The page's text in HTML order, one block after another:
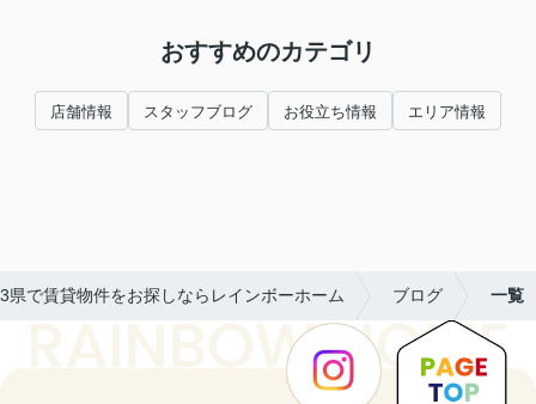
おすすめのカテゴリ
店舗情報 スタッフブログ お役立ち情報 エリア情報
県で賃貸物件をお探しならレインボーホーム ブログ 一覧